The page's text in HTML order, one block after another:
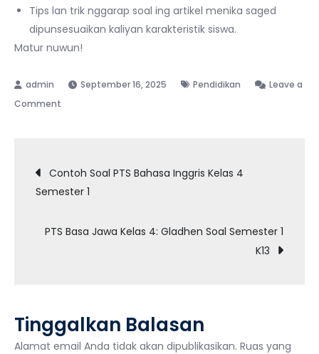
Tips lan trik nggarap soal ing artikel menika saged
dipunsesuaikan kaliyan karakteristik siswa.
Matur nuwun!
September 16, 2025 Pendidikan
Leave a
Comment
Kelas
4
2:
Navigasi
pos
Contoh Soal PTS Bahasa Inggris Kelas 4
Semester 1
PTS Basa Jawa Kelas 4: Gladhen Soal Semester 1
K13
Tinggalkan Balasan
Alamat email Anda tidak akan dipublikasikan. Ruas yang